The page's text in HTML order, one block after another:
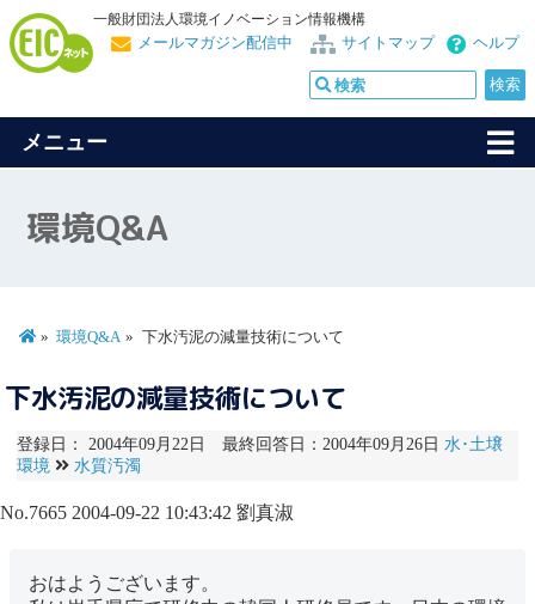
一般財団法人環境イノベーション情報機構
ヘルプ
サイトマップ
メールマガジン配信中
メニュー
環境Q&A
環境Q&A 下水汚泥の減量技術について
下水汚泥の減量技術について
登録日： 2004年09月22日 最終回答日：2004年09月26日 水･土壌
環境
水質汚濁
No.7665 2004-09-22 10:43:42 劉真淑
おはようございます。